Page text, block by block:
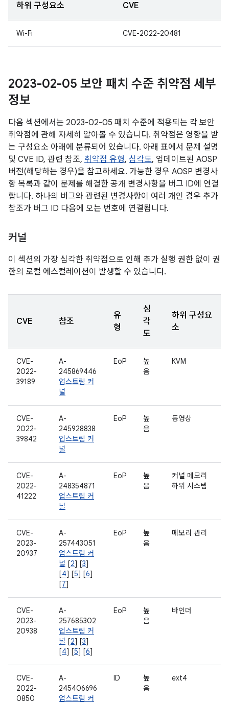
하위 구성요소 CVE
Wi-Fi CVE-2022-20481
2023-02-05 보안 패치 수준 취약점 세부
정보
다음 섹션에서는 2023-02-05 패치 수준에 적용되는 각 보안
취약점에 관해 자세히 알아볼 수 있습니다. 취약점은 영향을 받
는 구성요소 아래에 분류되어 있습니다. 아래 표에서 문제 설명
및 CVE ID, 관련 참조, 취약점 유형, 심각도, 업데이트된 AOSP
버전(해당하는 경우)을 참고하세요. 가능한 경우 AOSP 변경사
항 목록과 같이 문제를 해결한 공개 변경사항을 버그 ID에 연결
합니다. 하나의 버그와 관련된 변경사항이 여러 개인 경우 추가
참조가 버그 ID 다음에 오는 번호에 연결됩니다.
커널
이 섹션의 가장 심각한 취약점으로 인해 추가 실행 권한 없이 권
한의 로컬 에스컬레이션이 발생할 수 있습니다.
CVE 참조
유
형
심
각
도
하위 구성요
소
CVE-
2022-
39189
A-
245869446
업스트림 커
널
EoP
높
음
KVM
CVE-
2022-
39842
A-
245928838
업스트림 커
널
EoP
높
음
동영상
CVE-
2022-
41222
A-
248354871
업스트림 커
널
EoP
높
음
커널 메모리
하위 시스템
CVE-
2023-
20937
A-
257443051
업스트림 커
널 [2] [3]
[4] [5] [6]
[7]
EoP
높
음
메모리 관리
CVE-
2023-
20938
A-
257685302
업스트림 커
널 [2] [3]
[4] [5] [6]
EoP
높
음
바인더
CVE-
2022-
0850
A-
245406696
업스트림 커
ID
높
음
ext4